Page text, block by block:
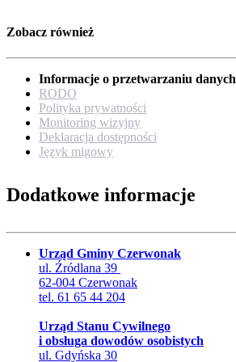
Zobacz również
Informacje o przetwarzaniu danych
RODO
Polityka prywatności
Monitoring wizyjny
Deklaracja dostępności
Język migowy
Dodatkowe informacje
Urząd Gminy Czerwonak
ul. Źródlana 39
62-004 Czerwonak
tel. 61 65 44 204
Urząd Stanu Cywilnego
i obsługa dowodów osobistych
ul. Gdyńska 30